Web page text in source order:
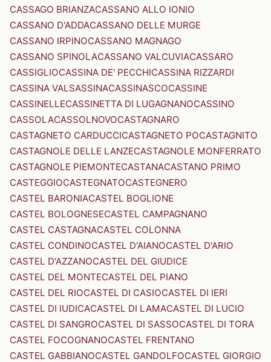
CASSAGO BRIANZACASSANO ALLO IONIO
CASSANO D'ADDACASSANO DELLE MURGE
CASSANO IRPINOCASSANO MAGNAGO
CASSANO SPINOLACASSANO VALCUVIACASSARO
CASSIGLIOCASSINA DE' PECCHICASSINA RIZZARDI
CASSINA VALSASSINACASSINASCOCASSINE
CASSINELLECASSINETTA DI LUGAGNANOCASSINO
CASSOLACASSOLNOVOCASTAGNARO
CASTAGNETO CARDUCCICASTAGNETO POCASTAGNITO
CASTAGNOLE DELLE LANZECASTAGNOLE MONFERRATO
CASTAGNOLE PIEMONTECASTANACASTANO PRIMO
CASTEGGIOCASTEGNATOCASTEGNERO
CASTEL BARONIACASTEL BOGLIONE
CASTEL BOLOGNESECASTEL CAMPAGNANO
CASTEL CASTAGNACASTEL COLONNA
CASTEL CONDINOCASTEL D'AIANOCASTEL D'ARIO
CASTEL D'AZZANOCASTEL DEL GIUDICE
CASTEL DEL MONTECASTEL DEL PIANO
CASTEL DEL RIOCASTEL DI CASIOCASTEL DI IERI
CASTEL DI IUDICACASTEL DI LAMACASTEL DI LUCIO
CASTEL DI SANGROCASTEL DI SASSOCASTEL DI TORA
CASTEL FOCOGNANOCASTEL FRENTANO
CASTEL GABBIANOCASTEL GANDOLFOCASTEL GIORGIO